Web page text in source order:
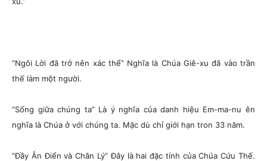
“Ngôi Lời đã trở nên xác thể”Nghĩa là Chúa Giê-xu đã vào trần
thế làm một người.
“Sống giữa chúng ta” Là ý nghĩa của danh hiệu Em-ma-nu ên
nghĩa là Chúa ở với chúng ta. Mặc dù chỉ giới hạn tron 33 năm.
“Đầy Ân Điển và Chân Lý”Đây là hai đặc tính của Chúa Cứu Thế.